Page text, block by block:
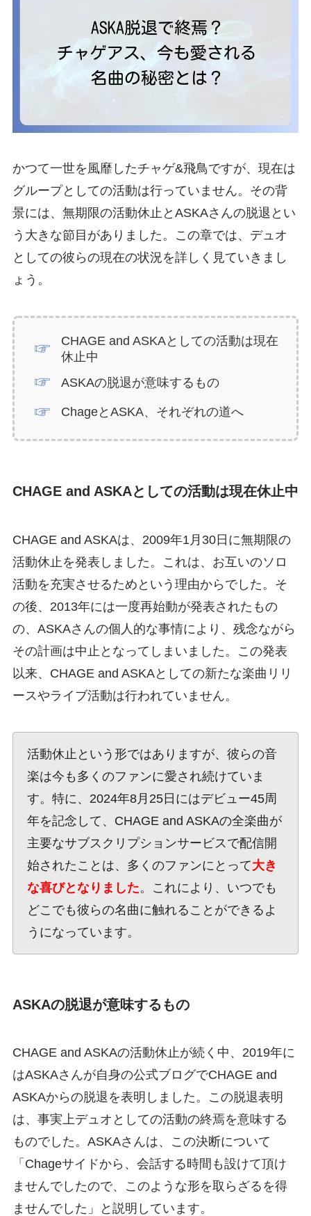
かつて一世を風靡したチャゲ&飛鳥ですが、現在は
グループとしての活動は行っていません。その背
景には、無期限の活動休止とASKAさんの脱退とい
う大きな節目がありました。この章では、デュオ
としての彼らの現在の状況を詳しく見ていきまし
ょう。
CHAGE and ASKAとしての活動は現在
休止中
ASKAの脱退が意味するもの
ChageとASKA、それぞれの道へ
CHAGE and ASKAとしての活動は現在休止中
CHAGE and ASKAは、2009年1月30日に無期限の
活動休止を発表しました。これは、お互いのソロ
活動を充実させるためという理由からでした。そ
の後、2013年には一度再始動が発表されたもの
の、ASKAさんの個人的な事情により、残念ながら
その計画は中止となってしまいました。この発表
以来、CHAGE and ASKAとしての新たな楽曲リリ
ースやライブ活動は行われていません。
活動休止という形ではありますが、彼らの音
楽は今も多くのファンに愛され続けていま
す。特に、2024年8月25日にはデビュー45周
年を記念して、CHAGE and ASKAの全楽曲が
主要なサブスクリプションサービスで配信開
始されたことは、多くのファンにとって大き
な喜びとなりました。これにより、いつでも
どこでも彼らの名曲に触れることができるよ
うになっています。
ASKAの脱退が意味するもの
CHAGE and ASKAの活動休止が続く中、2019年に
はASKAさんが自身の公式ブログでCHAGE and
ASKAからの脱退を表明しました。この脱退表明
は、事実上デュオとしての活動の終焉を意味する
ものでした。ASKAさんは、この決断について
「Chageサイドから、会話する時間も設けて頂け
ませんでしたので、このような形を取らざるを得
ませんでした」と説明しています。